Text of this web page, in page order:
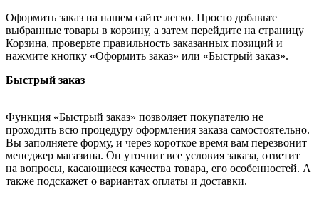
Оформить заказ на нашем сайте легко. Просто добавьте
выбранные товары в корзину, а затем перейдите на страницу
Корзина, проверьте правильность заказанных позиций и
нажмите кнопку «Оформить заказ» или «Быстрый заказ».
Быстрый заказ
Функция «Быстрый заказ» позволяет покупателю не
проходить всю процедуру оформления заказа самостоятельно.
Вы заполняете форму, и через короткое время вам перезвонит
менеджер магазина. Он уточнит все условия заказа, ответит
на вопросы, касающиеся качества товара, его особенностей. А
также подскажет о вариантах оплаты и доставки.